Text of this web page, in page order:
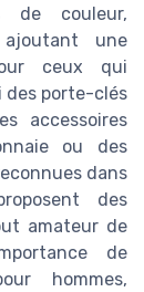
de couleur,
une
ceux qui
des porte-clés
accessoires
ou des
dans
des
amateur de
de
hommes,